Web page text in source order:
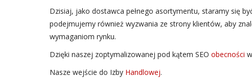
platformie w poszukiwaniu nowych możliwości!
Dzisiaj, jako dostawca pełnego asortymentu, staramy się
podejmujemy również wyzwania ze strony klientów, aby
wymaganiom rynku.
Dzięki naszej zoptymalizowanej pod kątem SEO obecności
Nasze wejście do Izby Handlowej.